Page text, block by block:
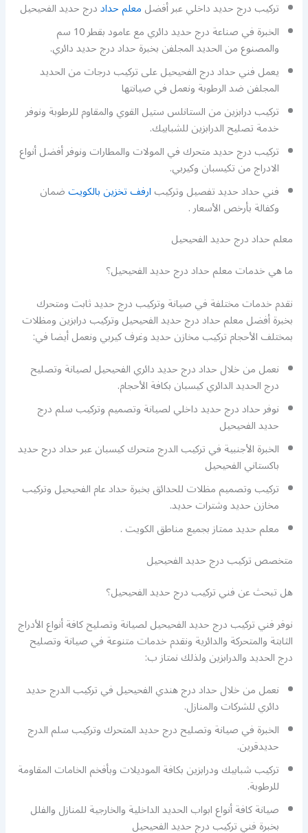
تركيب درج حديد داخلي عبر أفضلمعلم حداددرج حديد الفحيحيل
الخبرة في صناعة درج حديد دائري مع عامود بقطر 10 سم
والمصنوع من الحديد المجلفن بخبرة حداد درج حديد دائري.
يعمل فني حداد درج الفحيحيل على تركيب درجات من الحديد
المجلفن ضد الرطوبة ونعمل في صيانتها
تركيب درابزين من الستانلس ستيل القوي والمقاوم للرطوبة ونوفر
خدمة تصليح الدرابزين للشبابيك.
تركيب درج حديد متحرك في المولات والمطارات ونوفر أفضل أنواع
الادراج من تكيسبان وكيربي.
فني حداد حديد تفصيل وتركيبارفف تخزين بالكويتضمان
وكفالة بأرخص الأسعار .
معلم حداد درج حديد الفحيحيل
ما هي خدمات معلم حداد درج حديد الفحيحيل؟
نقدم خدمات مختلفة في صيانة وتركيب درج حديد ثابت ومتحرك
بخبرة أفضل معلم حداد درج حديد الفحيحيل وتركيب درابزين ومظلات
بمختلف الأحجام تركيب مخازن حديد وغرف كيربي ونعمل أيضا في:
نعمل من خلال حداد درج حديد دائري الفحيحيل لصيانة وتصليح
درج الحديد الدائري كيسبان بكافة الأحجام.
نوفر حداد درج حديد داخلي لصيانة وتصميم وتركيب سلم درج
حديد الفحيحيل
الخبرة الأجنبية في تركيب الدرج متحرك كيسبان عبر حداد درج حديد
باكستاني الفحيحيل
تركيب وتصميم مظلات للحدائق بخبرة حداد عام الفحيحيل وتركيب
مخازن حديد وشترات حديد.
معلم حديد ممتاز بجميع مناطق الكويت .
متخصص تركيب درج حديد الفحيحيل
هل تبحث عن فني تركيب درج حديد الفحيحيل؟
نوفر فني تركيب درج حديد الفحيحيل لصيانة وتصليح كافة أنواع الأدراج
الثابتة والمتحركة والدائرية ونقدم خدمات متنوعة في صيانة وتصليح
درج الحديد والدرابزين ولذلك نمتاز ب:
نعمل من خلال حداد درج هندي الفحيحيل في تركيب الدرج حديد
دائري للشركات والمنازل.
الخبرة في صيانة وتصليح درج حديد المتحرك وتركيب سلم الدرج
حديدقرين.
تركيب شبابيك ودرابزين بكافة الموديلات وبأفخم الخامات المقاومة
للرطوبة.
صيانة كافة أنواع ابواب الحديد الداخلية والخارجية للمنازل والفلل
بخبرة فني تركيب درج حديد الفحيحيل